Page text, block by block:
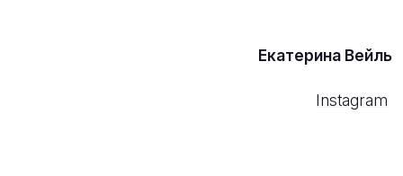
Екатерина Вейль
Instagram